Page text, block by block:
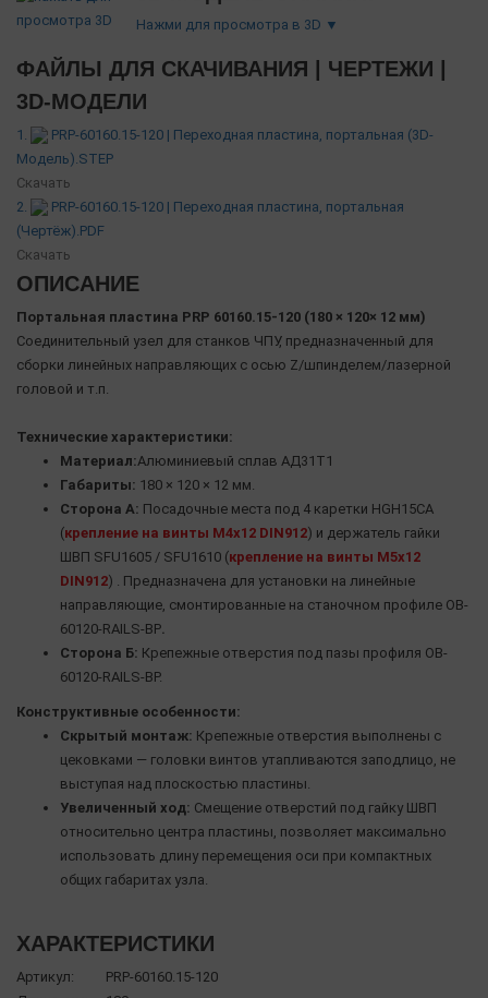
Нажми для просмотра в 3D ▼
ФАЙЛЫ ДЛЯ СКАЧИВАНИЯ | ЧЕРТЕЖИ |
3D-МОДЕЛИ
1.
PRP-60160.15-120 | Переходная пластина, портальная (3D-
Модель).STEP
Скачать
2.
PRP-60160.15-120 | Переходная пластина, портальная
(Чертёж).PDF
Скачать
ОПИСАНИЕ
Портальная пластина PRP 60160.15-120 (180 × 120× 12 мм)
Соединительный узел для станков ЧПУ, предназначенный для
сборки линейных направляющих с осью Z/шпинделем/лазерной
головой и т.п.
Технические характеристики:
Материал:Алюминиевый сплав АД31Т1
Габариты: 180 × 120 × 12 мм.
Сторона А: Посадочные места под 4 каретки HGH15CA
(крепление на винты M4x12 DIN912) и держатель гайки
ШВП SFU1605 / SFU1610 (крепление на винты M5x12
DIN912) . Предназначена для установки на линейные
направляющие, смонтированные на станочном профиле OB-
60120-RAILS-BP
Сторона Б: Крепежные отверстия под пазы профиля OB-
60120-RAILS-BP.
Конструктивные особенности:
Скрытый монтаж: Крепежные отверстия выполнены с
цековками — головки винтов утапливаются заподлицо, не
выступая над плоскостью пластины.
Увеличенный ход: Смещение отверстий под гайку ШВП
относительно центра пластины, позволяет максимально
использовать длину перемещения оси при компактных
общих габаритах узла.
ХАРАКТЕРИСТИКИ
Артикул:
PRP-60160.15-120